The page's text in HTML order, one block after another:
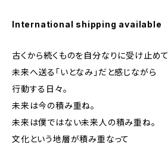
International shipping available
古くから続くものを自分なりに受け止めて
未来へ送る「いとなみ」だと感じながら
行動する日々。
未来は今の積み重ね。
未来は僕ではない未来人の積み重ね。
文化という地層が積み重なって